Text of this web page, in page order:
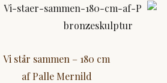
Vi står sammen – 180 cm
af Palle Mernild